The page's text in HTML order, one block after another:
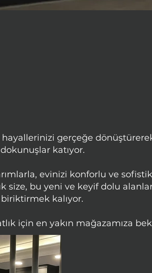
gerçeğe
katıyor.
evinizi konforlu ve
size, bu yeni ve keyif dolu
kalıyor.
için en yakın mağazamıza